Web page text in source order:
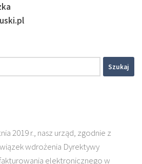
2019 r., nasz urząd, zgodnie z
wdrożenia Dyrektywy
elektronicznego w